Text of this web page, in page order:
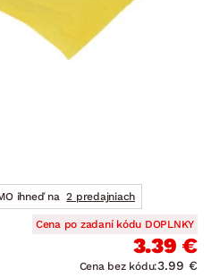
ihneď na 2 predajniach
Cena po zadaní kódu DOPLNKY
3.39 €
Cena bez kódu:3.99 €